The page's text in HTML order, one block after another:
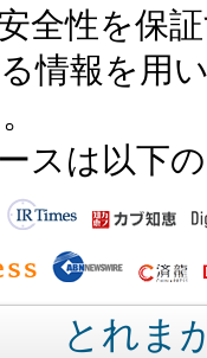
全性を保
情報を用
スは以下
とれま